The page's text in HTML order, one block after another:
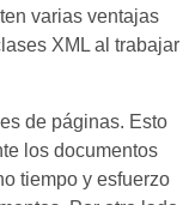
varias ventajas
XML al trabajar
de páginas. Esto
los documentos
tiempo y esfuerzo